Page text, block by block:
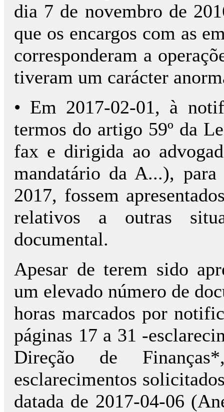
dia 7 de novembro de
que os encargos com as
corresponderam a
tiveram um carácter
• Em 2017-02-01, à
termos do artigo 59º da
fax e dirigida ao
mandatário da A...),
2017, fossem
relativos a outras
documental.
Apesar de terem sido
um elevado número de
horas marcados por
páginas 17 a 31 -
Direção de
esclarecimentos
datada de 2017-04-06